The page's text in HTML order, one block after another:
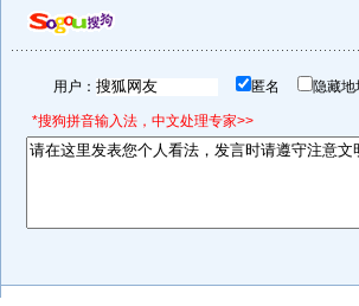
用户： 匿名 隐藏
*搜狗拼音输入法，中文处理专家>>